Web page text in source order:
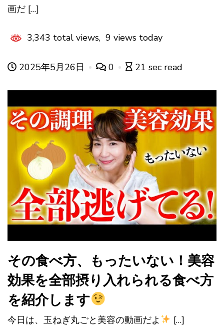
画だ […]
3,343 total views, 9 views today
2025年5月26日 0 21 sec read
その食べ方、もったいない！美容
効果を全部摂り入れられる食べ方
を紹介します
今日は、玉ねぎ丸ごと美容の動画だよ […]